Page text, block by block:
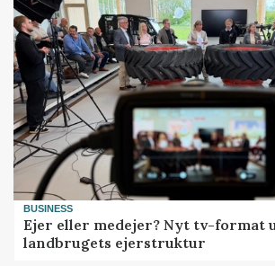
BUSINESS
Ejer eller medejer? Nyt tv-format
landbrugets ejerstruktur